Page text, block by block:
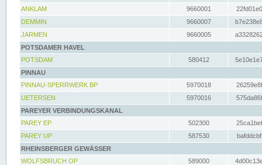
ANKLAM
9660001
DEMMIN
9660007
JARMEN
9660005
POTSDAMER HAVEL
POTSDAM
580412
PINNAU
PINNAU-SPERRWERK BP
5970018
UETERSEN
5970016
PAREYER VERBINDUNGSKANAL
PAREY EP
502300
PAREY UP
587530
RHEINSBERGER GEWÄSSER
WOLFSBRUCH OP
589000